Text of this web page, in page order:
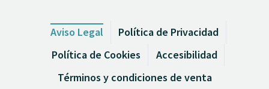
Aviso Legal
Política de Privacidad
Política de Cookies
Accesibilidad
Términos y condiciones de venta